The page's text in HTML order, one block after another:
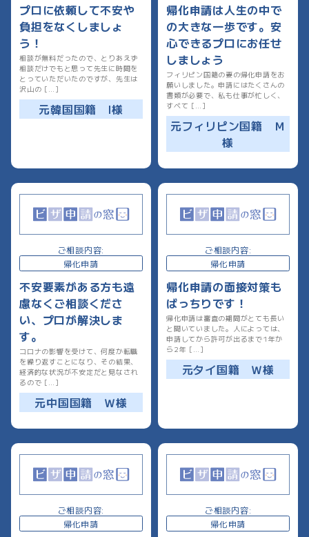
プロに依頼して不安や
負担をなくしましょ
う！
相談が無料だったので、とりあえず
相談だけでもと思って先生に時間を
とっていただいたのですが、先生は
沢山の […]
元韓国国籍 I様
帰化申請は人生の中で
の大きな一歩です。安
心できるプロにお任せ
しましょう
フィリピン国籍の妻の帰化申請をお
願いしました。申請にはたくさんの
書類が必要で、私も仕事が忙しく、
すべて […]
元フィリピン国籍 Ｍ
様
ご相談内容:
帰化申請
不安要素がある方も遠
慮なくご相談くださ
い、プロが解決しま
す。
コロナの影響を受けて、何度か転職
を繰り返すことになり、その結果、
経済的な状況が不安定だと見なされ
るので […]
元中国国籍 Ｗ様
ご相談内容:
帰化申請
帰化申請の面接対策も
ばっちりです！
帰化申請は審査の期間がとても長い
と聞いていました。人によっては、
申請してから許可が出るまで1年か
ら2年 […]
元タイ国籍 Ｗ様
ご相談内容:
帰化申請
ご相談内容:
帰化申請